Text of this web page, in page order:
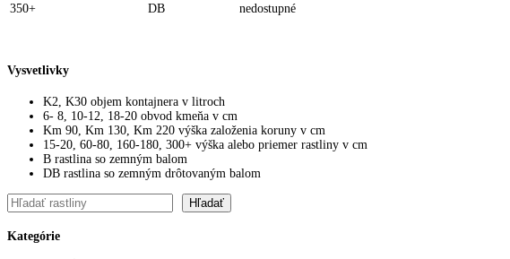
350+
DB nedostupné
Vysvetlivky
K2, K30 objem kontajnera v litroch
6- 8, 10-12, 18-20 obvod kmeňa v cm
Km 90, Km 130, Km 220 výška založenia koruny v cm
15-20, 60-80, 160-180, 300+ výška alebo priemer rastliny v cm
B rastlina so zemným balom
DB rastlina so zemným drôtovaným balom
Hľadať
Hľadať
Kategórie